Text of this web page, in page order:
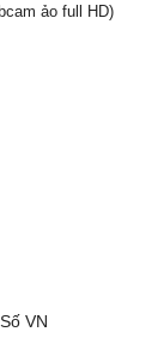
ảo full HD)
VN